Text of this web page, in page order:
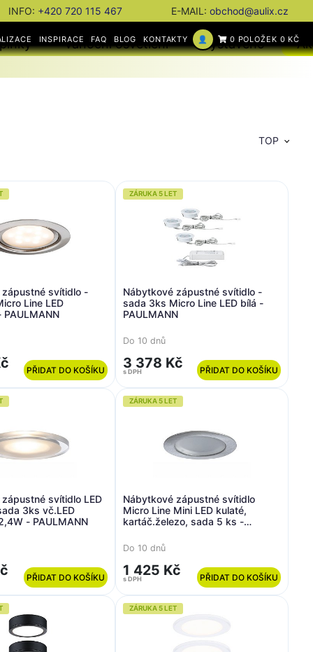
INFO: +420 720 115 467 E-MAIL: obchod@aulix.cz
INSPIRACE FAQ BLOG KONTAKTY 👤 0 POLOŽEK 0 KČ
Vánoční osvětlení Vystaveno
TOP
svítidlo -
Line LED
PŘIDAT DO KOŠÍKU
ZÁRUKA 5 LET
Nábytkové zápustné svítidlo -
sada 3ks Micro Line LED bílá -
PAULMANN
Do 10 dnů
3 378 Kč
s DPH PŘIDAT DO KOŠÍKU
svítidlo LED
3ks vč.LED
- PAULMANN
PŘIDAT DO KOŠÍKU
ZÁRUKA 5 LET
Nábytkové zápustné svítidlo
Micro Line Mini LED kulaté,
kartáč.železo, sada 5 ks -
Do 10 dnů
1 425 Kč
s DPH PŘIDAT DO KOŠÍKU
ZÁRUKA 5 LET